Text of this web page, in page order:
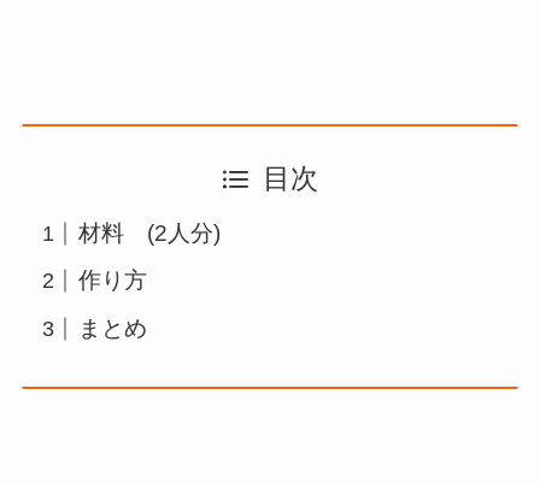
目次
材料 (2人分)
作り方
まとめ